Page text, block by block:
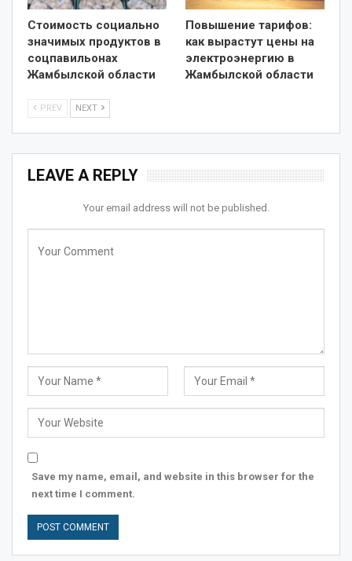
Стоимость социально
значимых продуктов в
соцпавильонах
Жамбылской области
Повышение тарифов:
как вырастут цены на
электроэнергию в
Жамбылской области
PREV NEXT
LEAVE A REPLY
Your email address will not be published.
Save my name, email, and website in this browser for the
next time I comment.